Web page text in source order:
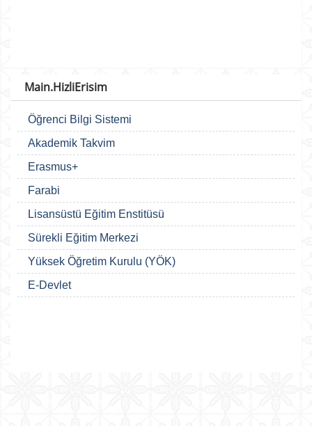
Main.HizliErisim
Öğrenci Bilgi Sistemi
Akademik Takvim
Erasmus+
Farabi
Lisansüstü Eğitim Enstitüsü
Sürekli Eğitim Merkezi
Yüksek Öğretim Kurulu (YÖK)
E-Devlet